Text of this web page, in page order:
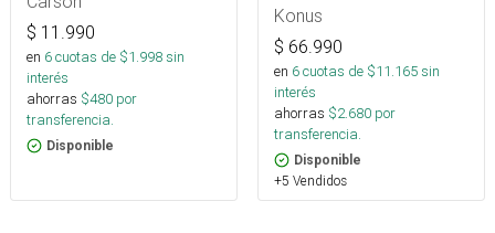
$ 11.990
en 6cuotas de $1.998sin
interés
ahorras $480 por
transferencia.
Disponible
Konus
$ 66.990
en 6cuotas de $11.165sin
interés
ahorras $2.680 por
transferencia.
Disponible
+5 Vendidos